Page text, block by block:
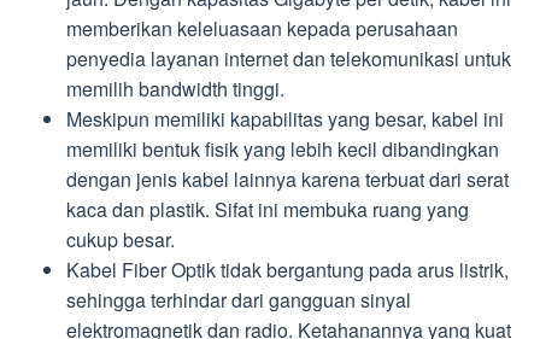
memberikan keleluasaan kepada perusahaan
penyedia layanan internet dan telekomunikasi untuk
memilih bandwidth tinggi.
Meskipun memiliki kapabilitas yang besar, kabel ini
memiliki bentuk fisik yang lebih kecil dibandingkan
dengan jenis kabel lainnya karena terbuat dari serat
kaca dan plastik. Sifat ini membuka ruang yang
cukup besar.
Kabel Fiber Optik tidak bergantung pada arus listrik,
sehingga terhindar dari gangguan sinyal
elektromagnetik dan radio. Ketahanannya yang kuat